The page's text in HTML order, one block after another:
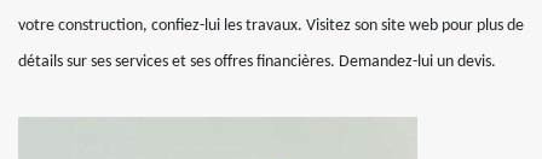
votre construction, confiez-lui les travaux. Visitez son site web pour plus de
détails sur ses services et ses offres financières. Demandez-lui un devis.